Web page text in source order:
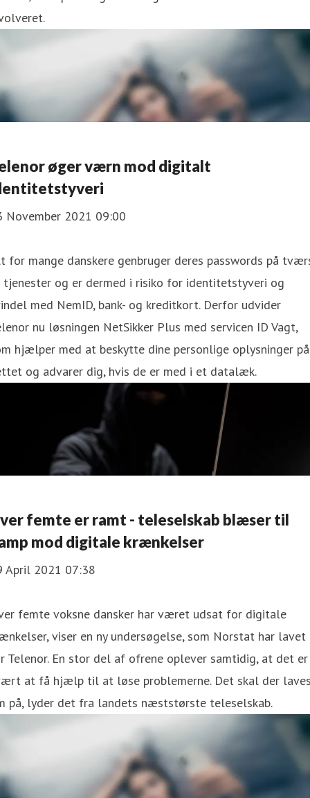
øger værn mod digitalt
November 2021 09:00
for mange danskere genbruger deres passwords på
og er dermed i risiko for identitetstyveri og
med NemID, bank- og kreditkort. Derfor udvider
nu løsningen NetSikker Plus med servicen ID Vagt,
hjælper med at beskytte dine personlige oplysninger på
og advarer dig, hvis de er med i et datalæk.
femte er ramt - teleselskab blæser til
mod digitale krænkelser
April 2021 07:38
femte voksne dansker har været udsat for digitale
viser en ny undersøgelse, som Norstat har lavet
Telenor. En stor del af ofrene oplever samtidig, at det er
at få hjælp til at løse problemerne. Det skal der
på, lyder det fra landets næststørste teleselskab.